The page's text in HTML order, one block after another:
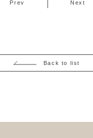
Prev Next
Back to list